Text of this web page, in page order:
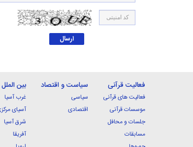
فعالیت قرآنی
فعالیت های قرآنی
موسسات قرآنی
جلسات و محافل
مسابقات
سیاست و اقتصاد
سیاسی
اقتصادی
بین الملل
غرب آسیا
آسیای
شرق آسیا
آفریقا